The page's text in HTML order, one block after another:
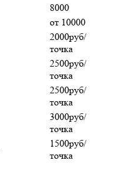
8000
от 10000
2000руб/
точка
2500руб/
точка
2500руб/
точка
3000руб/
точка
1500руб/
точка